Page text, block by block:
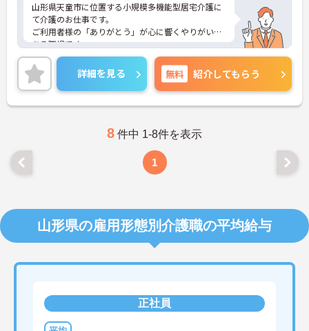
山形県天童市に位置する小規模多機能型居宅介護に
て介護のお仕事です。
ご利用者様の「ありがとう」が心に響くやりがいの
ある職場です。
地域の皆様に「頼られる存在」として同施設を支え
るチカラになってください。研修制度も充実してい
ます◎
ご興味のある方には、面接対策ポイントなど、さら
に詳細をお話しいたしますので、お気軽にご相談く
詳細を見る 無料 紹介してもらう
8 件中 1-8件を表示
1
山形県の雇用形態別介護職の平均給与
正社員